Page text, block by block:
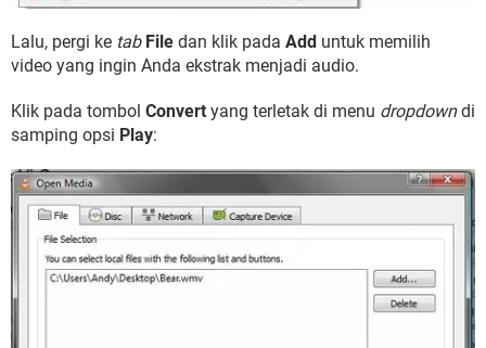
Lalu, pergi ke tab File dan klik pada Add untuk memilih
video yang ingin Anda ekstrak menjadi audio.
Klik pada tombol Convert yang terletak di menu dropdowndi
samping opsi Play: